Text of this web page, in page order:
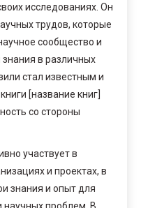
исследованиях. Он
трудов, которые
сообщество и
в различных
стал известным и
[название книг]
со стороны
участвует в
и проектах, в
знания и опыт для
проблем. В